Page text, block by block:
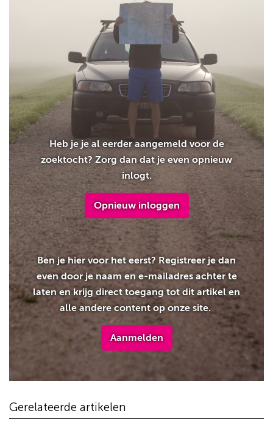
Heb je je al eerder aangemeld voor de
zoektocht? Zorg dan dat je even opnieuw
inlogt.
Opnieuw inloggen
Ben je hier voor het eerst? Registreer je dan
even door je naam en e-mailadres achter te
laten en krijg direct toegang tot dit artikel en
alle andere content op onze site.
Aanmelden
Gerelateerde artikelen